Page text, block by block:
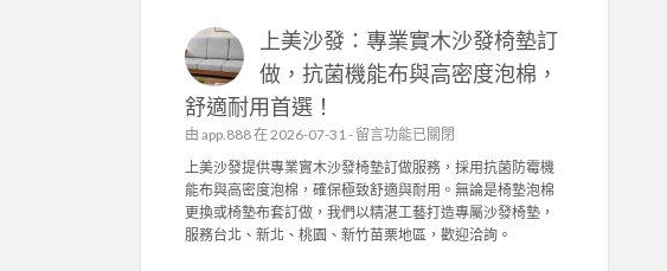
！
園
常
管
理
，
成
就
業
實
木
發
墊
訂
做
，
上美沙發：專業實木沙發椅墊訂
做，抗菌機能布與高密度泡棉，
舒適耐用首選！
由 app.888在 2026-07-31 - 在
〈
上
美
沙
發
留言功能已關閉
上美沙發提供專業實木沙發椅墊訂做服務，採用抗菌防霉機
能布與高密度泡棉，確保極致舒適與耐用。無論是椅墊泡棉
更換或椅墊布套訂做，我們以精湛工藝打造專屬沙發椅墊，
服務台北、新北、桃園、新竹苗栗地區，歡迎洽詢。